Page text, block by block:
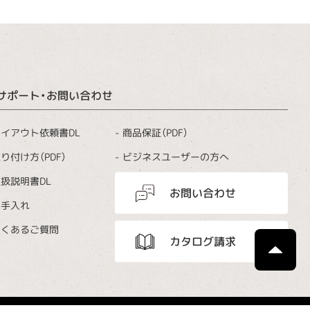
ポート・お問い合わせ
アウト依頼書DL
付け方（PDF）
説明書DL
入れ
あるご質問
商品保証（PDF）
ビジネスユーザーの方へ
お問い合わせ
カタログ請求